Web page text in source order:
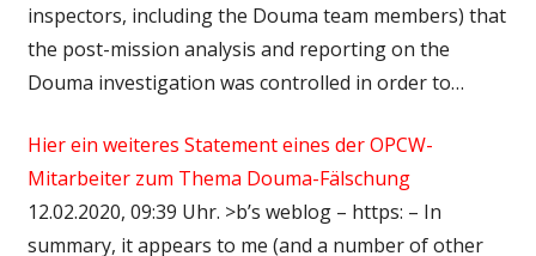
inspectors, including the Douma team members) that
the post-mission analysis and reporting on the
Douma investigation was controlled in order to…
Hier ein weiteres Statement eines der OPCW-
Mitarbeiter zum Thema Douma-Fälschung
12.02.2020, 09:39 Uhr. >b’s weblog – https: – In
summary, it appears to me (and a number of other